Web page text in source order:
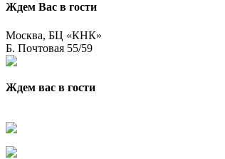
Ждем Вас в гости
Москва, БЦ «КНК»
Б. Почтовая 55/59
Ждем вас в гости